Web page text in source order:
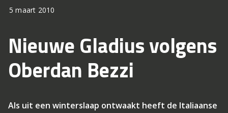
5 maart 2010
Nieuwe Gladius volgens
Oberdan Bezzi
Als uit een winterslaap ontwaakt heeft de Italiaanse